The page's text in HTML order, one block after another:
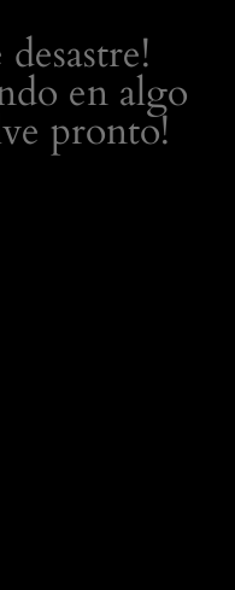
en algo
pronto!